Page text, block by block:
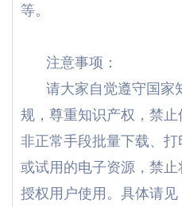
等。
注意事项：
请大家自觉遵守国家
规，尊重知识产权，禁
非正常手段批量下载、
或试用的电子资源，禁
授权用户使用。具体请见